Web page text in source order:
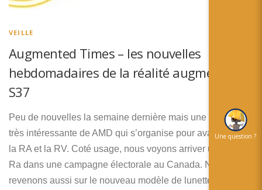
Español
VEILLE
Augmented Times – les nouvelles
hebdomadaires de la réalité augmentée –
S37
Peu de nouvelles la semaine dernière mais une annonce
très intéressante de AMD qui s’organise pour avancer dans
la RA et la RV. Coté usage, nous voyons arriver un peu de
Ra dans une campagne électorale au Canada. Nous
revenons aussi sur le nouveau modèle de lunette d’Epson
Une question ?